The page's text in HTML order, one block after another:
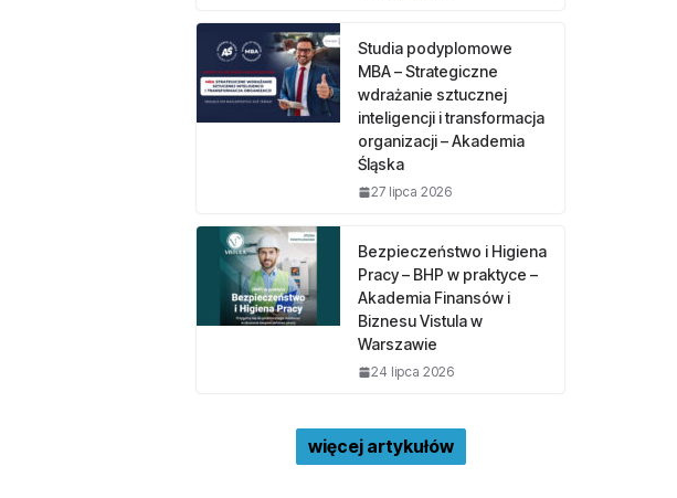
Studia podyplomowe
MBA – Strategiczne
wdrażanie sztucznej
inteligencji i transformacja
organizacji – Akademia
Śląska
27 lipca 2026
Bezpieczeństwo i Higiena
Pracy – BHP w praktyce –
Akademia Finansów i
Biznesu Vistula w
Warszawie
24 lipca 2026
więcej artykułów